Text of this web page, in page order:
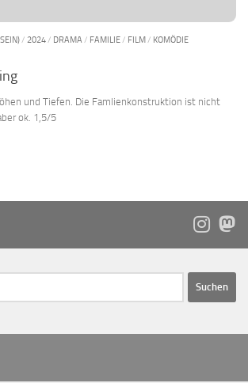
/ 2024/ DRAMA / FAMILIE/ FILM/ KOMÖDIE
und Tiefen. Die Famlienkonstruktion ist nicht
ok. 1,5/5